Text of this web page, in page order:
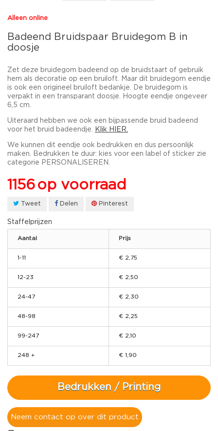
Alleen online
Badeend Bruidspaar Bruidegom B in
doosje
Zet deze bruidegom badeend op de bruidstaart of gebruik
hem als decoratie op een bruiloft. Maar dit bruidegom eendje
is ook een origineel bruiloft bedankje. De bruidegom is
verpakt in een transparant doosje. Hoogte eendje ongeveer
6,5 cm.
Uiteraard hebben we ook een bijpassende bruid badeend
voor het bruid badeendje.
Klik HIER.
We kunnen dit eendje ook bedrukken en dus persoonlijk
maken. Bedrukken te duur: kies voor een label of sticker zie
categorie PERSONALISEREN.
1156 op voorraad
Tweet Delen Pinterest
Staffelprijzen
Aantal Prijs
1-11 € 2,75
12-23 € 2,50
24-47 € 2,30
48-98 € 2,25
99-247 € 2,10
248 + € 1,90
Bedrukken / Printing
Neem contact op over dit product